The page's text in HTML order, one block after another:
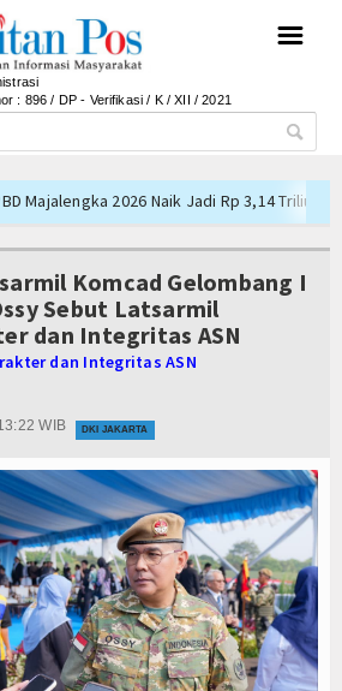
☰
: 896 / DP - Verifikasi / K / XII / 2021
Majalengka 2026 Naik Jadi Rp 3,14 Triliun,
Sutisna Satukan Ribuan Bobotoh, Nobar
Food & Drinks Indonesia 2026 Perkuat
Majalengka Ajak Bobotoh Junjung
Panen Padi Ciherang di Cakung, Urban
I Ubah Aset Jadi Mesin Pertumbuhan,
PDIP Warnai Paripurna APBD
Majalengka Beberkan Hasil Paripurna
Majalengka 2026 Naik Jadi Rp 3,14 Triliun,
Gagal Juara, Ateng Sutisna Ajak
Majalengka Ajak Ribuan Bobotoh Doakan
Sutisna Satukan Ribuan Bobotoh, Nobar
Food & Drinks Indonesia 2026 Perkuat
Komcad Gelombang I
Sebut Latsarmil
dan Integritas ASN
dan Integritas ASN
WIB
DKI JAKARTA